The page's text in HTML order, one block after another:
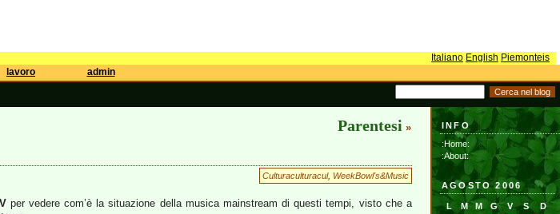
Italiano English Piemonteis
lavoro admin
Parentesi »
Culturaculturacul, WeekBowl's&Music
per vedere com’è la situazione della musica mainstream di questi tempi, visto che a
INFO
:Home:
:About:
AGOSTO 2006
L M M G V S
D